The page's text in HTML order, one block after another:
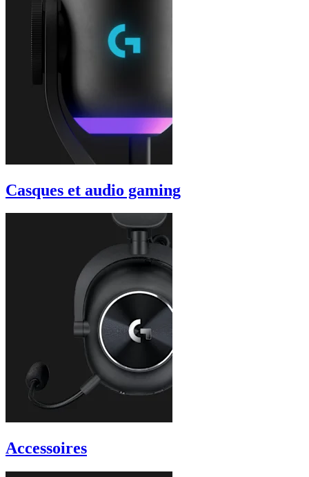
Casques et audio gaming
Accessoires